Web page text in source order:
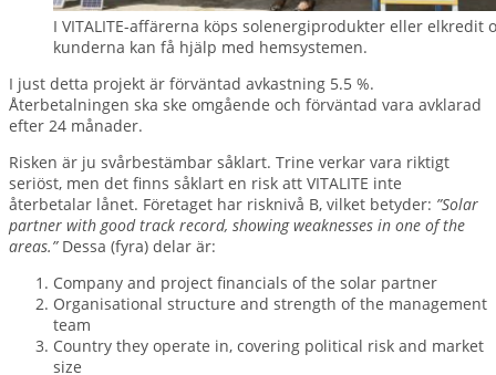
I VITALITE-affärerna köps solenergiprodukter eller elkredit
kunderna kan få hjälp med hemsystemen.
I just detta projekt är förväntad avkastning 5.5 %.
Återbetalningen ska ske omgående och förväntad vara avklarad
efter 24 månader.
Risken är ju svårbestämbar såklart. Trine verkar vara riktigt
seriöst, men det finns såklart en risk att VITALITE inte
återbetalar lånet. Företaget har risknivå B, vilket betyder: ”Solar
partner with good track record, showing weaknesses in one of the
areas.”Dessa (fyra) delar är:
Company and project financials of the solar partner
Organisational structure and strength of the management
team
Country they operate in, covering political risk and market
size